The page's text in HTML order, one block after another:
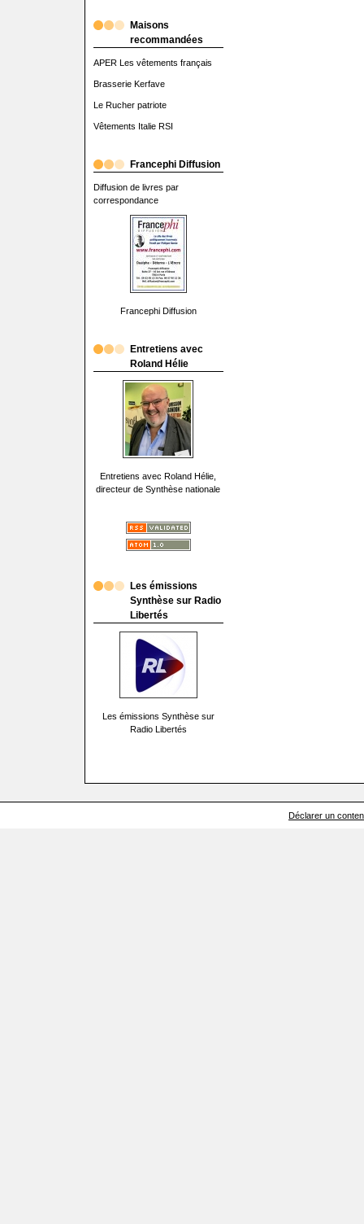
Maisons
recommandées
APER Les vêtements français
Brasserie Kerfave
Le Rucher patriote
Vêtements Italie RSI
Francephi Diffusion
Diffusion de livres par
correspondance
Francephi Diffusion
Entretiens avec
Roland Hélie
Entretiens avec Roland Hélie,
directeur de Synthèse nationale
Les émissions
Synthèse sur Radio
Libertés
Les émissions Synthèse sur
Radio Libertés
Déclarer un